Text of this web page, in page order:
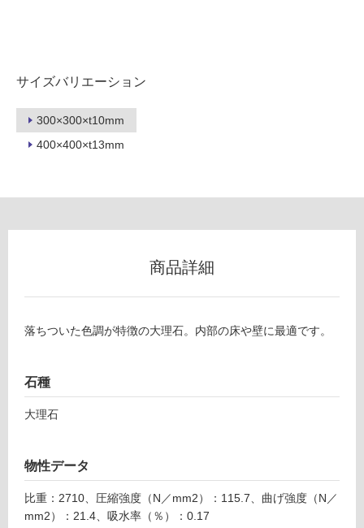
サイズバリエーション
300×300×t10mm
400×400×t13mm
用
可
能
地
不
フ
ー
リ
商品詳細
落ちついた色調が特徴の大理石。内部の床や壁に最適です。
石種
大理石
物性データ
比重：2710、圧縮強度（N／mm2）：115.7、曲げ強度（N／
mm2）：21.4、吸水率（％）：0.17